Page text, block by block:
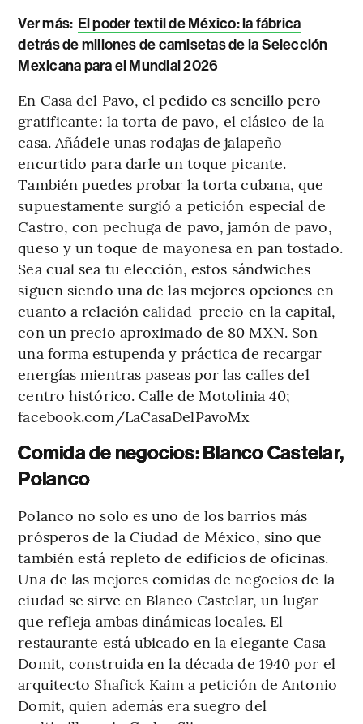
Ver más: El poder textil de México: la fábrica
detrás de millones de camisetas de la Selección
Mexicana para el Mundial 2026
En Casa del Pavo, el pedido es sencillo pero
gratificante: la torta de pavo, el clásico de la
casa. Añádele unas rodajas de jalapeño
encurtido para darle un toque picante.
También puedes probar la torta cubana, que
supuestamente surgió a petición especial de
Castro, con pechuga de pavo, jamón de pavo,
queso y un toque de mayonesa en pan tostado.
Sea cual sea tu elección, estos sándwiches
siguen siendo una de las mejores opciones en
cuanto a relación calidad-precio en la capital,
con un precio aproximado de 80 MXN. Son
una forma estupenda y práctica de recargar
energías mientras paseas por las calles del
centro histórico. Calle de Motolinia 40;
facebook.com/LaCasaDelPavoMx
Comida de negocios: Blanco Castelar,
Polanco
Polanco no solo es uno de los barrios más
prósperos de la Ciudad de México, sino que
también está repleto de edificios de oficinas.
Una de las mejores comidas de negocios de la
ciudad se sirve en Blanco Castelar, un lugar
que refleja ambas dinámicas locales. El
restaurante está ubicado en la elegante Casa
Domit, construida en la década de 1940 por el
arquitecto Shafick Kaim a petición de Antonio
Domit, quien además era suegro del